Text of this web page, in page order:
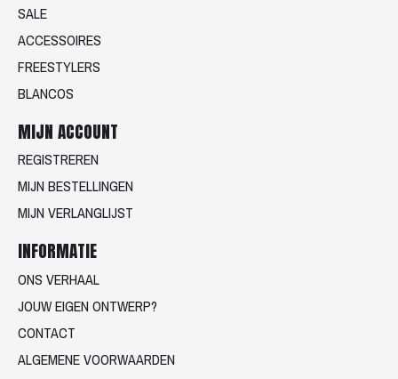
SALE
ACCESSOIRES
FREESTYLERS
BLANCOS
MIJN ACCOUNT
REGISTREREN
MIJN BESTELLINGEN
MIJN VERLANGLIJST
INFORMATIE
ONS VERHAAL
JOUW EIGEN ONTWERP?
CONTACT
ALGEMENE VOORWAARDEN